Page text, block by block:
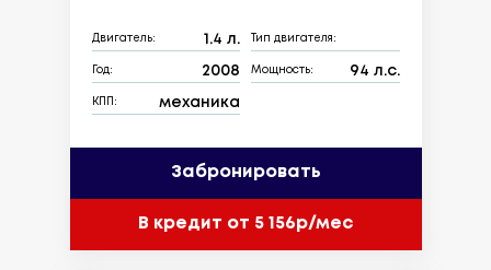
Двигатель: 1.4 л. Тип двигателя:
Год: 2008 Мощность: 94 л.с.
КПП: механика
Забронировать
В кредит от 5 156р/мес